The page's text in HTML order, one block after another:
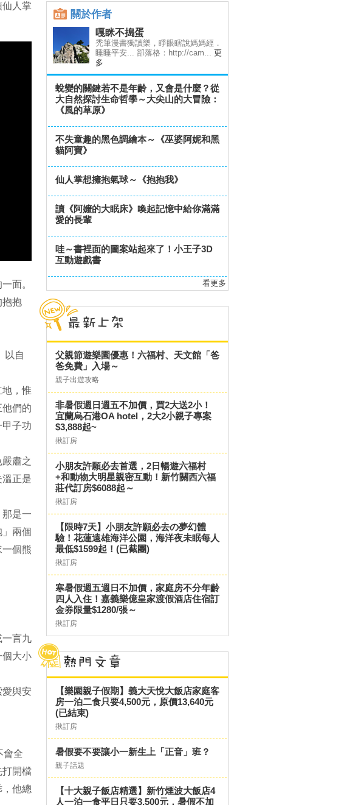
仙人掌
面。
抱抱
以自
，惟
們的
子功
肅之
正是
那是一
兩個
個熊
一言九
個大小
愛與安
會全
打開檔
他總
關於作者
嘎眯不搗蛋
禿筆漫書獨讀樂，睜眼瞎說媽媽經．
睡睡平安... 部落格：http://cam... 更
多
蛻變的關鍵若不是年齡，又會是什麼？從
大自然探討生命哲學～大尖山的大冒險：
《風的草原》
不失童趣的黑色調繪本～《巫婆阿妮和黑
貓阿寶》
仙人掌想擁抱氣球～《抱抱我》
讀《阿嬤的大眠床》喚起記憶中給你滿滿
愛的長輩
哇～書裡面的圖案站起來了！小王子3D
互動遊戲書
看更多
父親節遊樂園優惠！六福村、天文館「爸
爸免費」入場～
親子出遊攻略
非暑假週日週五不加價，買2大送2小！
宜蘭烏石港OA hotel，2大2小親子專案
$3,888起~
揪訂房
小朋友許願必去首選，2日暢遊六福村
+和動物大明星親密互動！新竹關西六福
莊代訂房$6088起～
揪訂房
【限時7天】小朋友許願必去の夢幻體
驗！花蓮遠雄海洋公園，海洋夜未眠每人
最低$1599起！(已截團)
揪訂房
寒暑假週五週日不加價，家庭房不分年齡
四人入住！嘉義樂億皇家渡假酒店住宿訂
金券限量$1280/張～
揪訂房
【樂園親子假期】義大天悅大飯店家庭客
房一泊二食只要4,500元，原價13,640元
(已結束)
揪訂房
暑假要不要讓小一新生上「正音」班？
親子話題
【十大親子飯店精選】新竹煙波大飯店4
人一泊一食平日只要3,500元，暑假不加